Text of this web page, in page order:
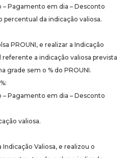
– Pagamento em dia – Desconto
da indicação valiosa.
PROUNI, e realizar a Indicação
a indicação valiosa prevista
grade sem o % do PROUNI.
– Pagamento em dia – Desconto
valiosa.
Valiosa, e realizou o